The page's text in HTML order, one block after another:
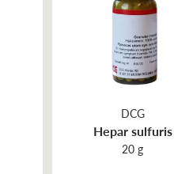
DCG
Hepar sulfuris
20 g